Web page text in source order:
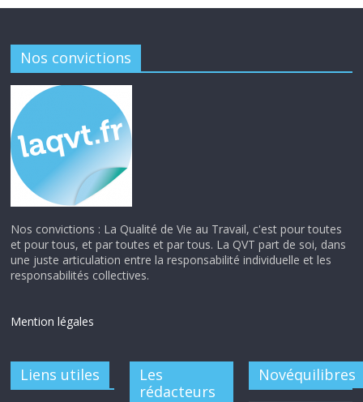
Nos convictions
Nos convictions : La Qualité de Vie au Travail, c'est pour toutes
et pour tous, et par toutes et par tous. La QVT part de soi, dans
une juste articulation entre la responsabilité individuelle et les
responsabilités collectives.
Mention légales
Liens utiles
Les
rédacteurs
Novéquilibres